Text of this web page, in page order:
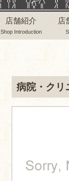
店舗紹介
Shop Introduction
店
病院・クリ